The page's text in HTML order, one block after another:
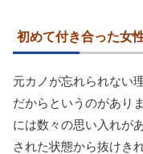
初めて付き合った女
元カノが忘れられない
だからというのがあり
には数々の思い入れが
された状態から抜けき